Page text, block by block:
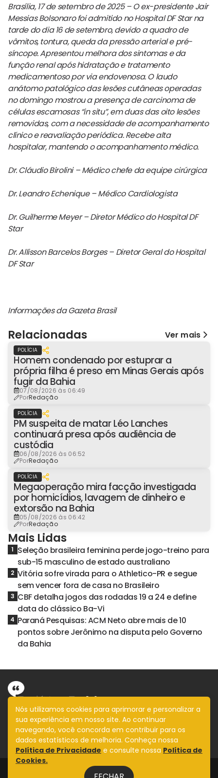
Brasília, 17 de setembro de 2025 – O ex-presidente Jair
Messias Bolsonaro foi admitido no Hospital DF Star na
tarde do dia 16 de setembro, devido a quadro de
vômitos, tontura, queda da pressão arterial e pré-
síncope. Apresentou melhora dos sintomas e da
função renal após hidratação e tratamento
medicamentoso por via endovenosa. O laudo
anátomo patológico das lesões cutâneas operadas
no domingo mostrou a presença de carcinoma de
células escamosas “in situ”, em duas das oito lesões
removidas, com a necessidade de acompanhamento
clínico e reavaliação periódica. Recebe alta
hospitalar, mantendo o acompanhamento médico.
Dr. Cláudio Birolini – Médico chefe da equipe cirúrgica
Dr. Leandro Echenique – Médico Cardiologista
Dr. Guilherme Meyer – Diretor Médico do Hospital DF
Star
Dr. Allisson Barcelos Borges – Diretor Geral do Hospital
DF Star
Informações da Gazeta Brasil
Relacionadas Ver mais
POLÍCIA
Homem condenado por estuprar a
própria filha é preso em Minas Gerais após
fugir da Bahia
07/08/2026 às 06:49
PorRedação
POLÍCIA
PM suspeita de matar Léo Lanches
continuará presa após audiência de
custódia
06/08/2026 às 06:52
PorRedação
POLÍCIA
Megaoperação mira facção investigada
por homicídios, lavagem de dinheiro e
extorsão na Bahia
05/08/2026 às 06:42
PorRedação
Mais Lidas
1 Seleção brasileira feminina perde jogo-treino para
sub-15 masculino de estado australiano
2 Vitória sofre virada para o Athletico-PR e segue
sem vencer fora de casa no Brasileiro
3 CBF detalha jogos das rodadas 19 a 24 e define
data do clássico Ba-Vi
4 Paraná Pesquisas: ACM Neto abre mais de 10
pontos sobre Jerônimo na disputa pelo Governo
da Bahia
Informação com imparcialidade
SIGA
Nós utilizamos cookies para aprimorar e personalizar a
sua experiência em nosso site. Ao continuar
navegando, você concorda em contribuir para os
dados estatísticos de melhoria. Conheça nossa
Política de Privacidade e consulte nossa Política de
Cookies.